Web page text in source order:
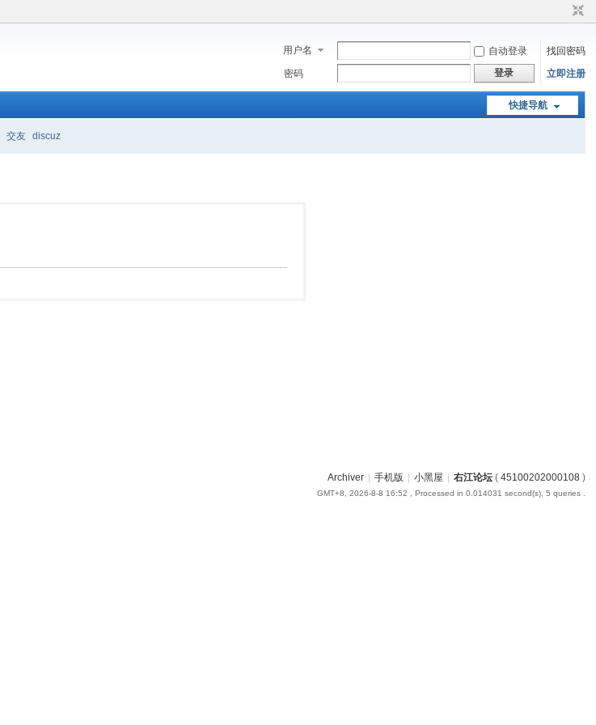
用户名 自动登录
找回密码
密码
登录 立即注册
快捷导航
交友 discuz
Archiver 手机版 小黑屋 右江论坛( 45100202000108)
GMT+8, 2026-8-8 16:52 , Processed in 0.014031 second(s), 5 queries .